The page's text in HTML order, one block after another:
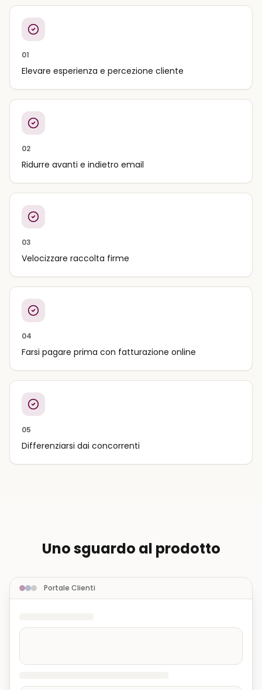
01
Elevare esperienza e percezione cliente
02
Ridurre avanti e indietro email
03
Velocizzare raccolta firme
04
Farsi pagare prima con fatturazione online
05
Differenziarsi dai concorrenti
Uno sguardo al prodotto
Portale Clienti